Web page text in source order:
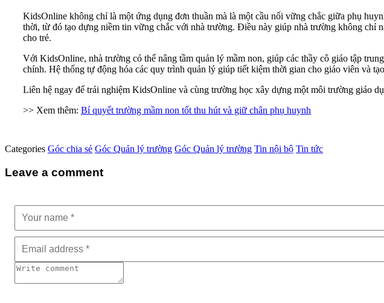
KidsOnline không chỉ là một ứng dụng đơn thuần mà là một cầu nối vững chắc giữa phụ
thời, từ đó tạo dựng niềm tin vững chắc với nhà trường. Điều này giúp nhà trường không chỉ
cho trẻ.
Với KidsOnline, nhà trường có thể nâng tầm quản lý mầm non, giúp các thầy cô giáo tập
chính. Hệ thống tự động hóa các quy trình quản lý giúp tiết kiệm thời gian cho giáo viên và
Liên hệ ngay để trải nghiệm KidsOnline và cùng trường học xây dựng một môi trường giáo
>> Xem thêm: Bí quyết trường mầm non tốt thu hút và giữ chân phụ huynh
Categories Góc chia sẻ Góc Quản lý trường Góc Quản lý trường Tin nội bộ Tin tức
Leave a comment